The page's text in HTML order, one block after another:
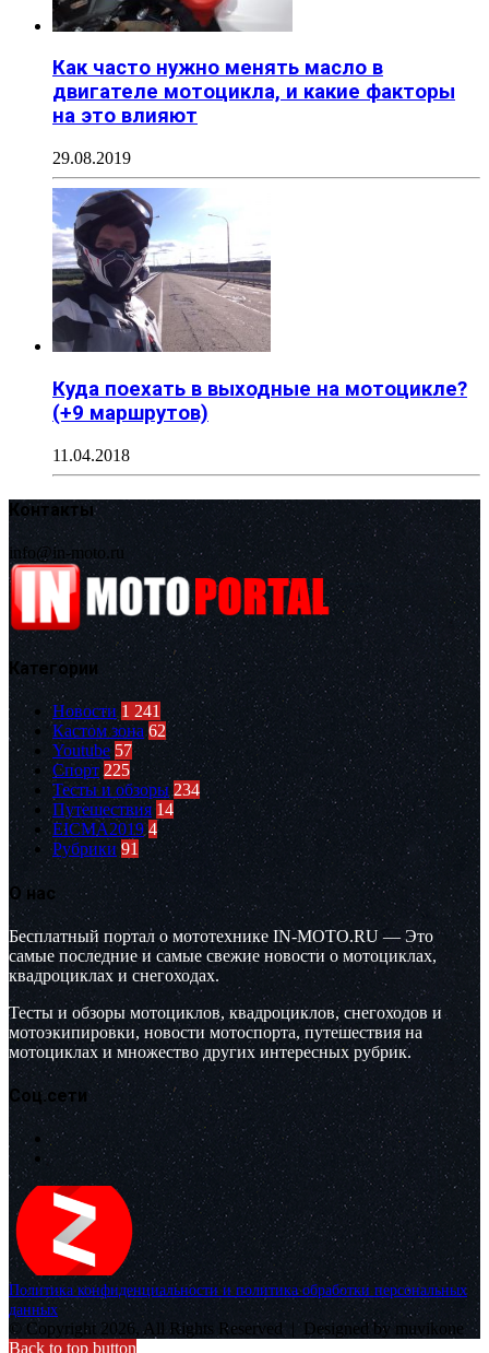
Как часто нужно менять масло в
двигателе мотоцикла, и какие факторы
на это влияют
29.08.2019
Куда поехать в выходные на мотоцикле?
(+9 маршрутов)
11.04.2018
Контакты
info@in-moto.ru
Категории
Новости 1 241
Кастом зона 62
Youtube 57
Спорт 225
Тесты и обзоры 234
Путешествия 14
EICMA2019 4
Рубрики 91
О нас
Бесплатный портал о мототехнике IN-MOTO.RU — Это
самые последние и самые свежие новости о мотоциклах,
квадроциклах и снегоходах.
Тесты и обзоры мотоциклов, квадроциклов, снегоходов и
мотоэкипировки, новости мотоспорта, путешествия на
мотоциклах и множество других интересных рубрик.
Соц.сети
Политика конфиденциальности и политика обработки персональных
данных
© Copyright 2026, All Rights Reserved | Designed by muvikone
Back to top button